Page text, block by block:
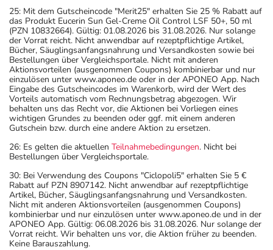
25: Mit dem Gutscheincode "Merit25" erhalten Sie 25 % Rabatt auf
das Produkt Eucerin Sun Gel-Creme Oil Control LSF 50+, 50 ml
(PZN 10832664). Gültig: 01.08.2026 bis 31.08.2026. Nur solange
der Vorrat reicht. Nicht anwendbar auf rezeptpflichtige Artikel,
Bücher, Säuglingsanfangsnahrung und Versandkosten sowie bei
Bestellungen über Vergleichsportale. Nicht mit anderen
Aktionsvorteilen (ausgenommen Coupons) kombinierbar und nur
einzulösen unter www.aponeo.de oder in der APONEO App. Nach
Eingabe des Gutscheincodes im Warenkorb, wird der Wert des
Vorteils automatisch vom Rechnungsbetrag abgezogen. Wir
behalten uns das Recht vor, die Aktionen bei Vorliegen eines
wichtigen Grundes zu beenden oder ggf. mit einem anderen
Gutschein bzw. durch eine andere Aktion zu ersetzen.
26: Es gelten die aktuellen Teilnahmebedingungen. Nicht bei
Bestellungen über Vergleichsportale.
30: Bei Verwendung des Coupons "Ciclopoli5" erhalten Sie 5 €
Rabatt auf PZN 8907142. Nicht anwendbar auf rezeptpflichtige
Artikel, Bücher, Säuglingsanfangsnahrung und Versandkosten.
Nicht mit anderen Aktionsvorteilen (ausgenommen Coupons)
kombinierbar und nur einzulösen unter www.aponeo.de und in der
APONEO App. Gültig: 06.08.2026 bis 31.08.2026. Nur solange der
Vorrat reicht. Wir behalten uns vor, die Aktion früher zu beenden.
Keine Barauszahlung.